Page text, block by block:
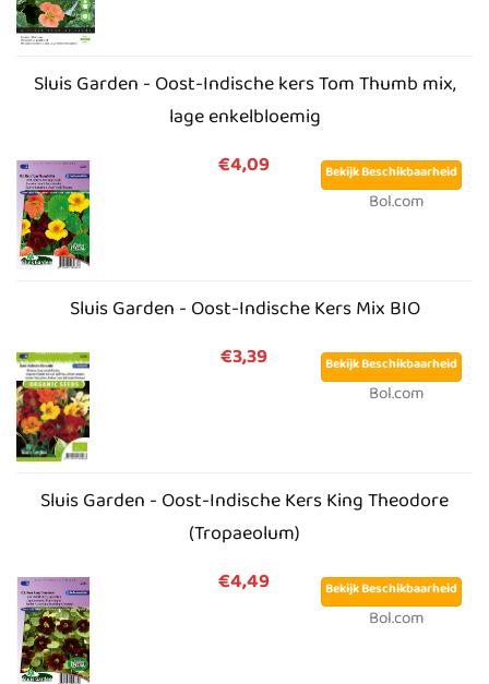
Sluis Garden - Oost-Indische kers Tom Thumb mix,
lage enkelbloemig
€4,09
Bekijk Beschikbaarheid
Bol.com
Sluis Garden - Oost-Indische Kers Mix BIO
€3,39
Bekijk Beschikbaarheid
Bol.com
Sluis Garden - Oost-Indische Kers King Theodore
(Tropaeolum)
€4,49
Bekijk Beschikbaarheid
Bol.com